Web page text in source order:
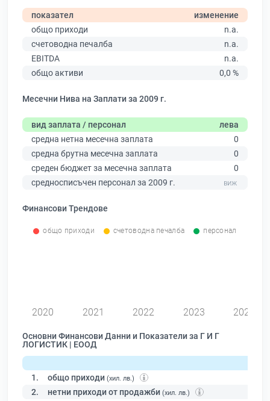
показател
изменение
общо приходи
n.a.
счетоводна печалба
n.a.
EBITDA
n.a.
общо активи
0,0 %
Месечни Нива на Заплати за 2009 г.
вид заплата / персонал
лева
средна нетна месечна заплата
0
средна брутна месечна заплата
0
среден бюджет за месечна заплата
0
средносписъчен персонал за 2009 г.
Финансови Трендове
общо приходи счетоводна печалба персонал
2020 2021 2022 2023 2024
Основни Финансови Данни и Показатели за Г И Г
ЛОГИСТИК | ЕООД
1. общо приходи (хил. лв.)
2. нетни приходи от продажби (хил. лв.)